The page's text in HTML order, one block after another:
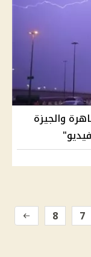
والجيزة
7
8